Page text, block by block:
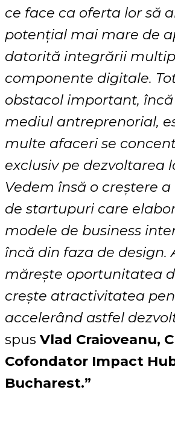
ce face ca oferta lor să
potențial mai mare de
datorită integrării
componente digitale.
obstacol important,
mediul antreprenorial,
multe afaceri se
exclusiv pe dezvoltarea
Vedem însă o creștere
de startupuri care
modele de business
încă din faza de design.
mărește oportunitatea
crește atractivitatea
accelerând astfel
spus Vlad Craioveanu,
Cofondator Impact
Bucharest.”